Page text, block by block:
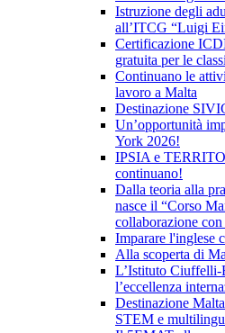
Istruzione degli
all’ITCG “Luigi
Certificazione
gratuita per le
Continuano le
lavoro a Malta
Destinazione
Un’opportunità
York 2026!
IPSIA e
continuano!
Dalla teoria alla
nasce il “Corso
collaborazione
Imparare l'inglese
Alla scoperta di
L’Istituto Ciuffelli-
l’eccellenza
Destinazione
STEM e